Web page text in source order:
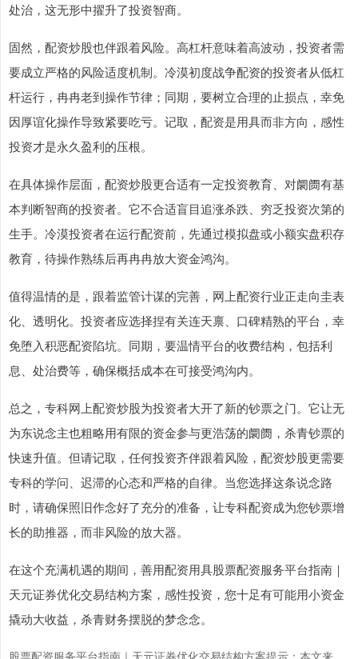
处治，这无形中擢升了投资智商。
固然，配资炒股也伴跟着风险。高杠杆意味着高波动，投资者需
要成立严格的风险适度机制。冷漠初度战争配资的投资者从低杠
杆运行，冉冉老到操作节律；同期，要树立合理的止损点，幸免
因厚谊化操作导致紧要吃亏。记取，配资是用具而非方向，感性
投资才是永久盈利的压根。
在具体操作层面，配资炒股更合适有一定投资教育、对阛阓有基
本判断智商的投资者。它不合适盲目追涨杀跌、穷乏投资次第的
生手。冷漠投资者在运行配资前，先通过模拟盘或小额实盘积存
教育，待操作熟练后再冉冉放大资金鸿沟。
值得温情的是，跟着监管计谋的完善，网上配资行业正走向圭表
化、透明化。投资者应选择捏有关连天禀、口碑精熟的平台，幸
免堕入积恶配资陷坑。同期，要温情平台的收费结构，包括利
息、处治费等，确保概括成本在可接受鸿沟内。
总之，专科网上配资炒股为投资者大开了新的钞票之门。它让无
为东说念主也粗略用有限的资金参与更浩荡的阛阓，杀青钞票的
快速升值。但请记取，任何投资齐伴跟着风险，配资炒股更需要
专科的学问、迟滞的心态和严格的自律。当您选择这条说念路
时，请确保照旧作念好了充分的准备，让专科配资成为您钞票增
长的助推器，而非风险的放大器。
在这个充满机遇的期间，善用配资用具股票配资服务平台指南｜
天元证券优化交易结构方案，感性投资，您十足有可能用小资金
撬动大收益，杀青财务摆脱的梦念念。